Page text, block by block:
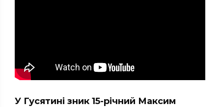
У Гусятині зник 15-річний Максим